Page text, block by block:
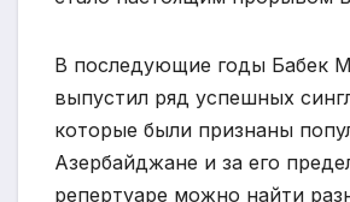
В последующие годы Бабек
выпустил ряд успешных
которые были признаны
Азербайджане и за его
репертуаре можно найти